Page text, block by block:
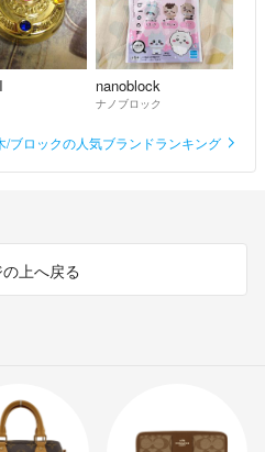
nanoblock
ナノブロック
/ブロックの人気ブランドランキング
上へ戻る